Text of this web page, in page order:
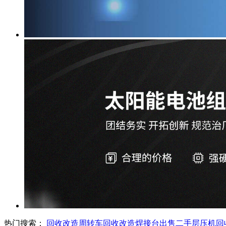
热门搜索： 回收改造周转车回收改造焊接台出售二手层压机